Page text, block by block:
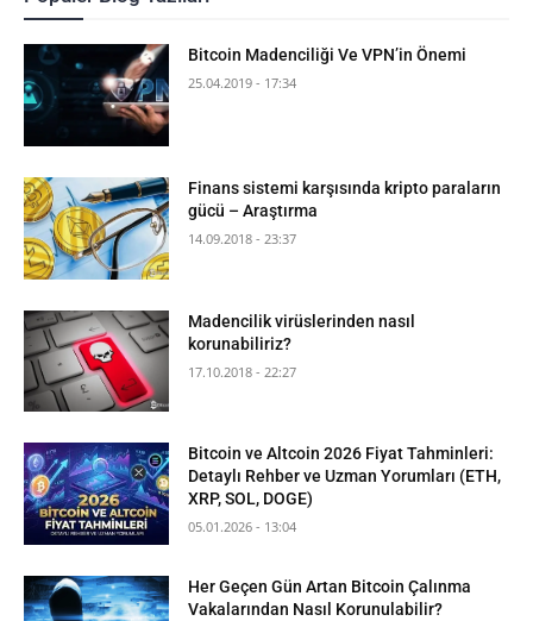
Bitcoin Madenciliği Ve VPN’in Önemi
25.04.2019 - 17:34
Finans sistemi karşısında kripto paraların
gücü – Araştırma
14.09.2018 - 23:37
Madencilik virüslerinden nasıl
korunabiliriz?
17.10.2018 - 22:27
Bitcoin ve Altcoin 2026 Fiyat Tahminleri:
Detaylı Rehber ve Uzman Yorumları (ETH,
XRP, SOL, DOGE)
05.01.2026 - 13:04
Her Geçen Gün Artan Bitcoin Çalınma
Vakalarından Nasıl Korunulabilir?